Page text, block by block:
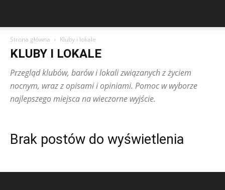
Strona główna Kluby i lokale
KLUBY I LOKALE
Przegląd klubów, barów i lokali związanych z życiem
nocnym, wraz z opisami i opiniami. Pomoc w wyborze
najlepszego miejsca na wieczorne wyjście.
Brak postów do wyświetlenia